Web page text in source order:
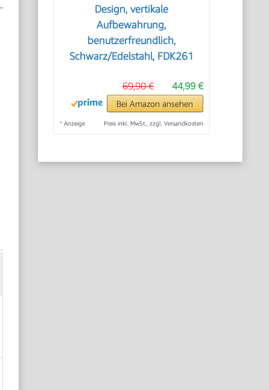
Design, vertikale
Aufbewahrung,
benutzerfreundlich,
Schwarz/Edelstahl, FDK261
44,99 €
69,90 €
Bei Amazon ansehen
* Anzeige Preis inkl. MwSt., zzgl. Versandkosten